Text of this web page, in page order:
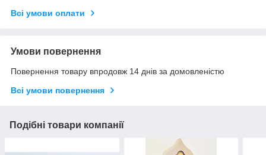
Всі умови оплати
Умови повернення
Повернення товару впродовж 14 днів за домовленістю
Всі умови повернення
Подібні товари компанії